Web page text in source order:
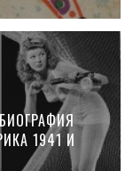
1941 И